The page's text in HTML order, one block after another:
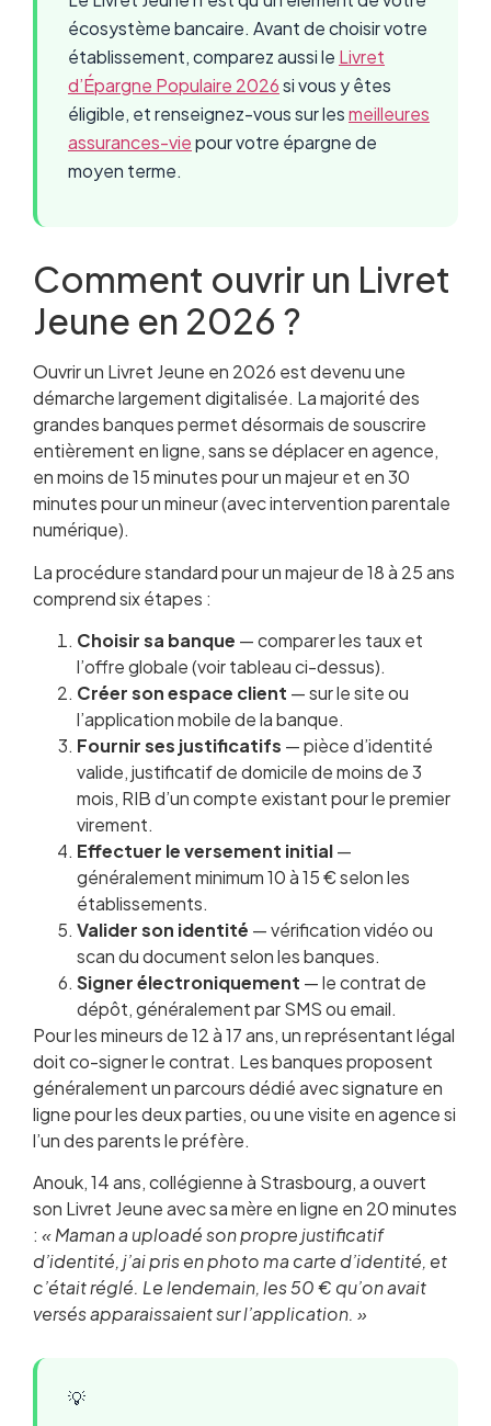
écosystème bancaire. Avant de choisir votre
établissement, comparez aussi le Livret
d’Épargne Populaire 2026si vous y êtes
éligible, et renseignez-vous sur lesmeilleures
assurances-viepour votre épargne de
moyen terme.
Comment ouvrir un Livret
Jeune en 2026 ?
Ouvrir un Livret Jeune en 2026 est devenu une
démarche largement digitalisée. La majorité des
grandes banques permet désormais de souscrire
entièrement en ligne, sans se déplacer en agence,
en moins de 15 minutes pour un majeur et en 30
minutes pour un mineur (avec intervention parentale
numérique).
La procédure standard pour un majeur de 18 à 25 ans
comprend six étapes :
Choisir sa banque — comparer les taux et
l’offre globale (voir tableau ci-dessus).
Créer son espace client — sur le site ou
l’application mobile de la banque.
Fournir ses justificatifs — pièce d’identité
valide, justificatif de domicile de moins de 3
mois, RIB d’un compte existant pour le premier
virement.
Effectuer le versement initial—
généralement minimum 10 à 15 € selon les
établissements.
Valider son identité — vérification vidéo ou
scan du document selon les banques.
Signer électroniquement — le contrat de
dépôt, généralement par SMS ou email.
Pour les mineurs de 12 à 17 ans, un représentant légal
doit co-signer le contrat. Les banques proposent
généralement un parcours dédié avec signature en
ligne pour les deux parties, ou une visite en agence si
l’un des parents le préfère.
Anouk, 14 ans, collégienne à Strasbourg, a ouvert
son Livret Jeune avec sa mère en ligne en 20 minutes
: « Maman a uploadé son propre justificatif
d’identité, j’ai pris en photo ma carte d’identité, et
c’était réglé. Le lendemain, les 50 € qu’on avait
versés apparaissaient sur l’application. »
💡